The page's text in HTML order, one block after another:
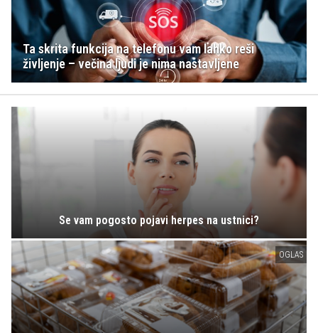
Ta skrita funkcija na telefonu vam lahko reši
življenje – večina ljudi je nima nastavljene
Se vam pogosto pojavi herpes na ustnici?
OGLAS